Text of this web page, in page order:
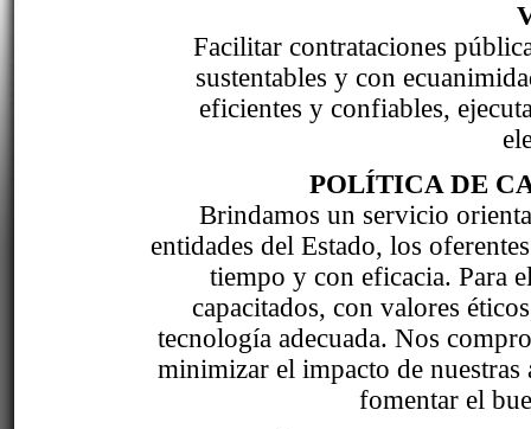
Facilitar contrataciones
sustentables y con
eficientes y confiables,
POLÍTICA DE
Brindamos un servicio
entidades del Estado, los
tiempo y con eficacia. Para
capacitados, con valores
tecnología adecuada. Nos
minimizar el impacto de
fomentar el